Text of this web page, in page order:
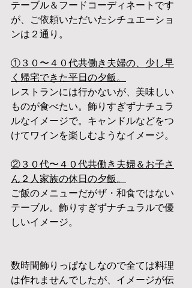
テーブル＆フードコーディネートです
が、ご依頼いただいたシチュエーショ
ンは２通り。
①３０〜４０代共働き夫婦の、少し早
く帰宅できた平日の夕飯。
レストランには行かないが、美味しい
ものが食べたい。飾りすぎずナチュラ
ルなイメージで。キャンドルなどをつ
けてワインを楽しむようなイメージ。
②３０代〜４０代共働き夫婦＆お子さ
ん２人家族の休日の夕飯。
ご飯のメニューだがザ・和食ではない
テーブル。飾りすぎずナチュラルで優
しいイメージ。
数時間飾りっぱなしなので全ては料理
は作れませんでしたが、イメージが伝